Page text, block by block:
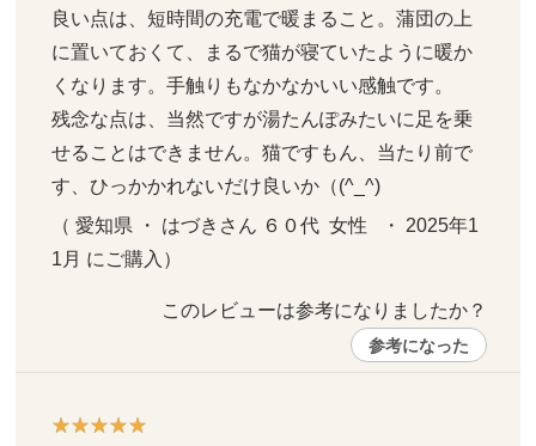
良い点は、短時間の充電で暖まること。蒲団の上
に置いておくて、まるで猫が寝ていたように暖か
くなります。手触りもなかなかいい感触です。
残念な点は、当然ですが湯たんぽみたいに足を乗
せることはできません。猫ですもん、当たり前で
す、ひっかかれないだけ良いか（(^_^)
（ 愛知県 ・ はづきさん ６０代  女性   ・ 2025年1
1月 にご購入）
このレビューは参考になりましたか？
参考になった